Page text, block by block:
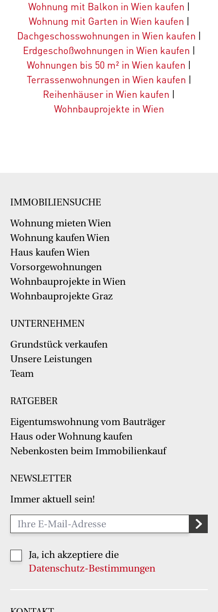
Wohnung mit Balkon in Wien kaufen |
Wohnung mit Garten in Wien kaufen |
Dachgeschosswohnungen in Wien kaufen |
Erdgeschoßwohnungen in Wien kaufen |
Wohnungen bis 50 m² in Wien kaufen |
Terrassenwohnungen in Wien kaufen |
Reihenhäuser in Wien kaufen |
Wohnbauprojekte in Wien
IMMOBILIENSUCHE
Wohnung mieten Wien
Wohnung kaufen Wien
Haus kaufen Wien
Vorsorgewohnungen
Wohnbauprojekte in Wien
Wohnbauprojekte Graz
UNTERNEHMEN
Grundstück verkaufen
Unsere Leistungen
Team
RATGEBER
Eigentumswohnung vom Bauträger
Haus oder Wohnung kaufen
Nebenkosten beim Immobilienkauf
NEWSLETTER
Immer aktuell sein!
Ja, ich akzeptiere die
Datenschutz-Bestimmungen